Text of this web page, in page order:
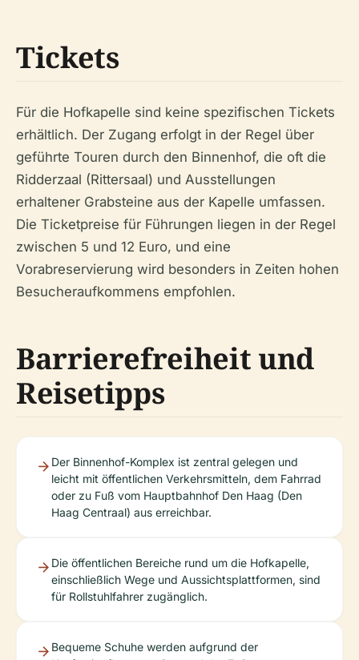
Tickets
Für die Hofkapelle sind keine spezifischen Tickets
erhältlich. Der Zugang erfolgt in der Regel über
geführte Touren durch den Binnenhof, die oft die
Ridderzaal (Rittersaal) und Ausstellungen
erhaltener Grabsteine aus der Kapelle umfassen.
Die Ticketpreise für Führungen liegen in der Regel
zwischen 5 und 12 Euro, und eine
Vorabreservierung wird besonders in Zeiten hohen
Besucheraufkommens empfohlen.
Barrierefreiheit und
Reisetipps
Der Binnenhof-Komplex ist zentral gelegen und
leicht mit öffentlichen Verkehrsmitteln, dem Fahrrad
oder zu Fuß vom Hauptbahnhof Den Haag (Den
Haag Centraal) aus erreichbar.
Die öffentlichen Bereiche rund um die Hofkapelle,
einschließlich Wege und Aussichtsplattformen, sind
für Rollstuhlfahrer zugänglich.
Bequeme Schuhe werden aufgrund der